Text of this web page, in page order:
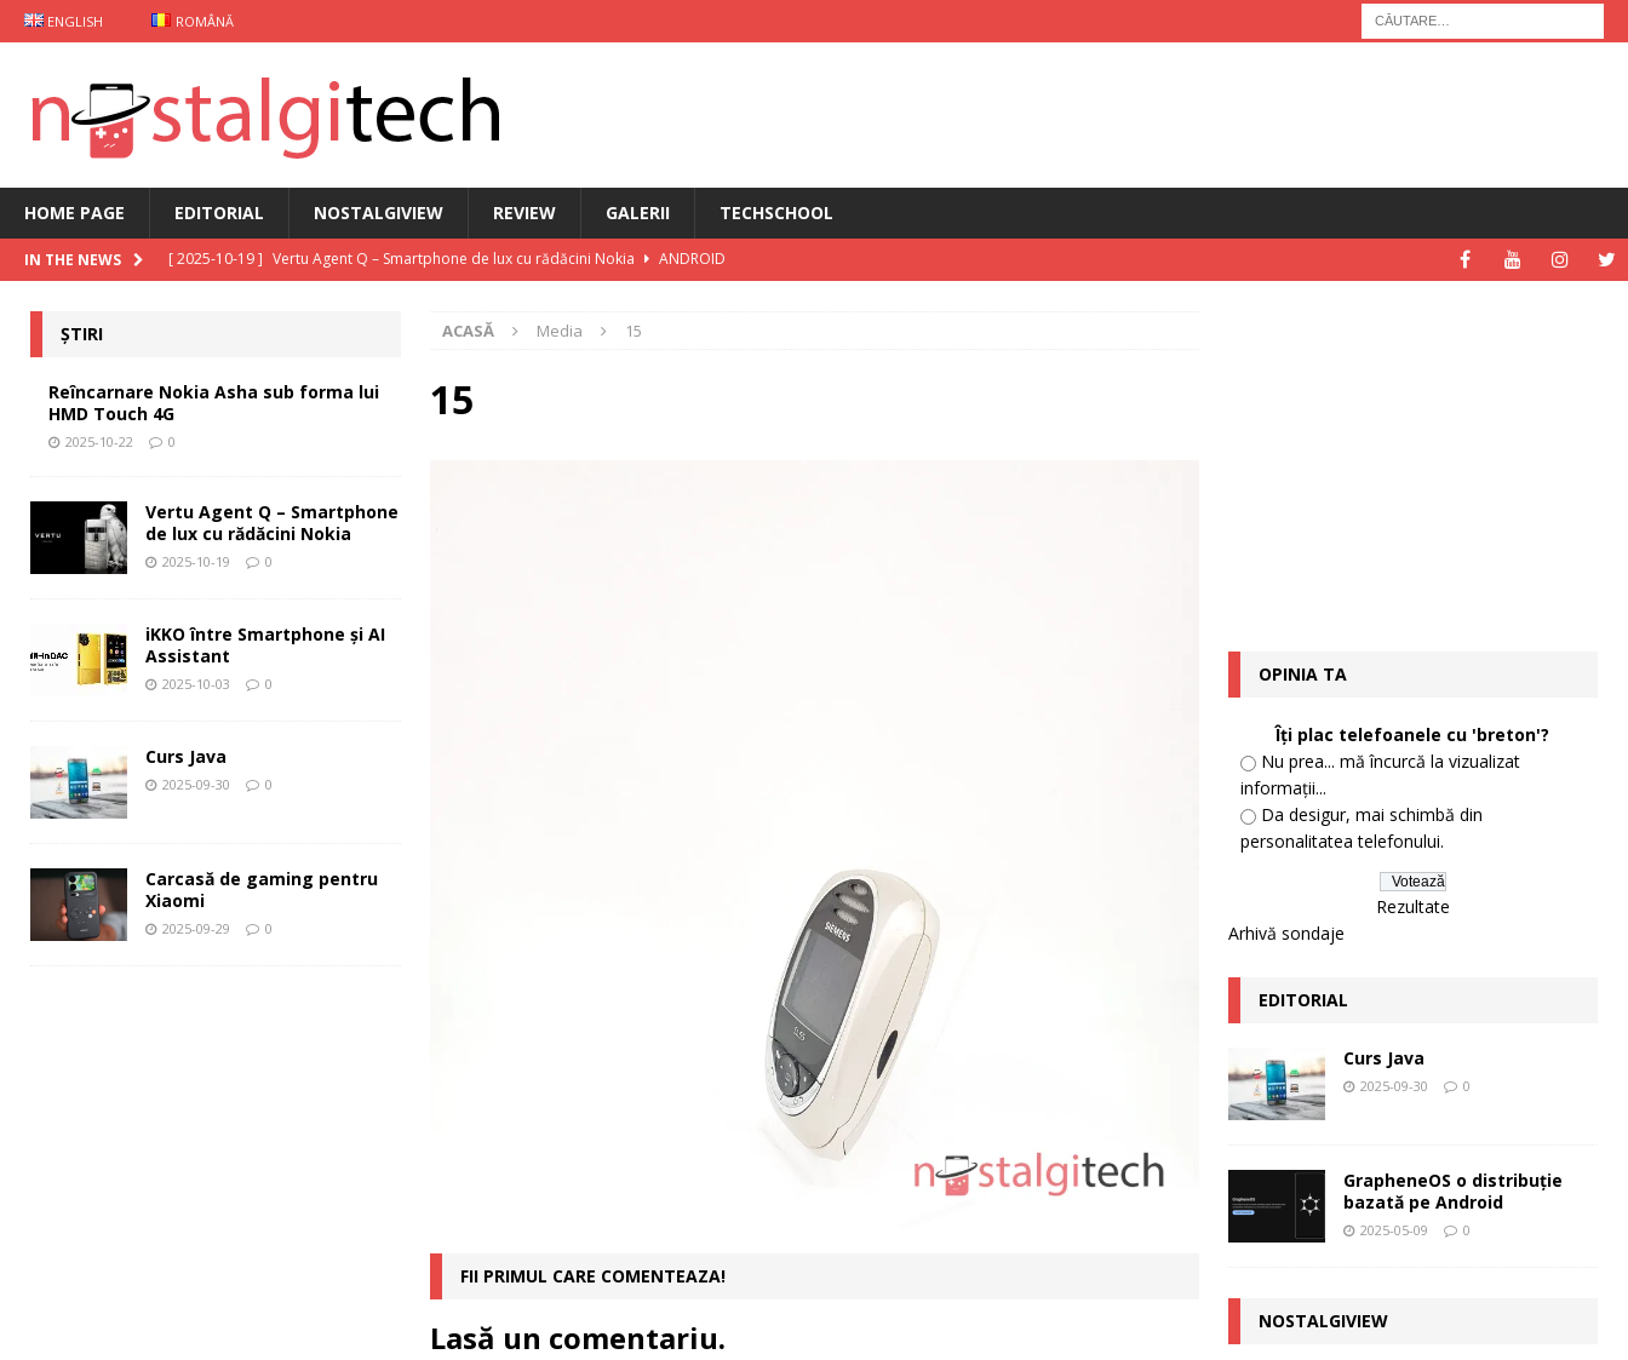
ENGLISH ROMÂNĂ
HOME PAGE EDITORIAL NOSTALGIVIEW REVIEW GALERII TECHSCHOOL
IN THE NEWS [ 2025-10-19 ] Vertu Agent Q – Smartphone de lux cu rădăcini Nokia
ANDROID
[ 2025-09-29 ]
Carcasă de gaming pentru Xiaomi
[ 2025-10-22 ]
ACASĂ Media 15
15
FII PRIMUL CARE COMENTEAZA!
Lasă un comentariu.
ȘTIRI
Reîncarnare Nokia Asha sub forma lui
HMD Touch 4G
2025-10-22 0
Vertu Agent Q – Smartphone
de lux cu rădăcini Nokia
2025-10-19 0
iKKO între Smartphone și AI
Assistant
2025-10-03 0
Curs Java
2025-09-30 0
Carcasă de gaming pentru
Xiaomi
2025-09-29 0
OPINIA TA
Îți plac telefoanele cu 'breton'?
Nu prea... mă încurcă la vizualizat
informații...
Da desigur, mai schimbă din
personalitatea telefonului.
Rezultate
Arhivă sondaje
EDITORIAL
Curs Java
2025-09-30 0
GrapheneOS o distribuție
bazată pe Android
2025-05-09 0
NOSTALGIVIEW